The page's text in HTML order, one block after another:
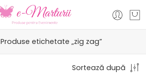
Produse etichetate „zig zag”
Sortează după